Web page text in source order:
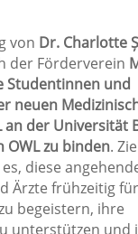
von Dr. Charlotte
der Förderverein
Studentinnen und
neuen
an der Universität
OWL zu binden.
es, diese
Ärzte frühzeitig
begeistern, ihre
unterstützen und